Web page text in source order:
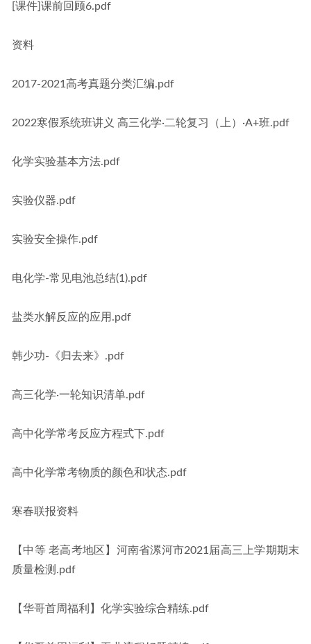
[课件]课前回顾6.pdf
资料
2017-2021高考真题分类汇编.pdf
2022寒假系统班讲义 高三化学·二轮复习（上）·A+班.pdf
化学实验基本方法.pdf
实验仪器.pdf
实验安全操作.pdf
电化学-常见电池总结(1).pdf
盐类水解反应的应用.pdf
韩少功-《归去来》.pdf
高三化学·一轮知识清单.pdf
高中化学常考反应方程式下.pdf
高中化学常考物质的颜色和状态.pdf
寒春联报资料
【中等 老高考地区】河南省漯河市2021届高三上学期期末
质量检测.pdf
【华哥首周福利】化学实验综合精练.pdf